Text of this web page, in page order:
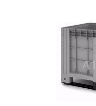
на ножках